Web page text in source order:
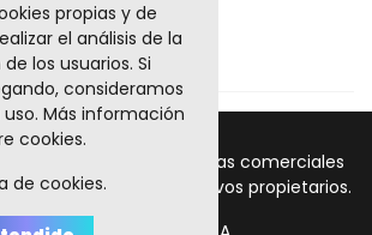
Los logos y marcas comerciales
a sus respectivos propietarios.
propias y de
el análisis de la
los usuarios. Si
consideramos
Más información
cookies.
de cookies.